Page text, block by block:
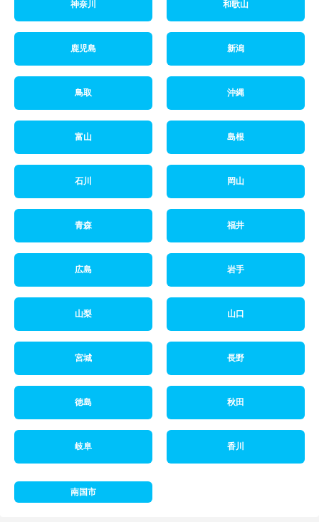
神奈川 和歌山
鹿児島 新潟
鳥取 沖縄
富山 島根
石川 岡山
青森 福井
広島 岩手
山梨 山口
宮城 長野
徳島 秋田
岐阜 香川
南国市